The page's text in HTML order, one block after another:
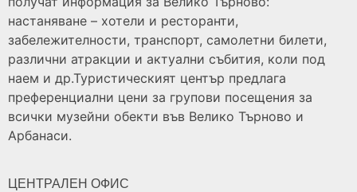
настаняване – хотели и ресторанти,
забележителности, транспорт, самолетни билети,
различни атракции и актуални събития, коли под
наем и др.Туристическият център предлага
преференциални цени за групови посещения за
всички музейни обекти във Велико Търново и
Арбанаси.
ЦЕНТРАЛЕН ОФИС